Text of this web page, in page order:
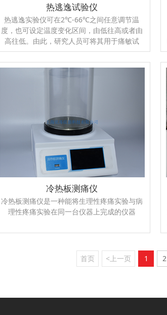
热逃逸试验仪
热逃逸实验仪可在2℃-66℃之间任意调节温
度，也可设定温度变化区间，由低往高或者由
高往低。由此，研究人员可将其用于痛敏试
验、研究受体的寒冷灵敏性或在一定的温度范
围内，温度变化的状况下的“动态”实验。液晶
屏上显示实时温度，变化幅度为0.1℃，反应
冷热板测痛仪
冷热板测痛仪是一种能将生理性疼痛实验与病
理性疼痛实验在同一台仪器上完成的仪器
首页 <上一页 1 2